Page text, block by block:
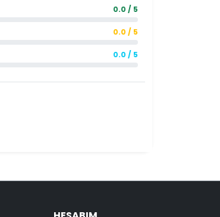
0.0 / 5
0.0 / 5
0.0 / 5